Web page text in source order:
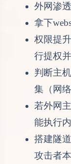
外网渗
拿下
权限提
行提权
判断主
集（网
若外网
能执行
搭建隧
攻击者